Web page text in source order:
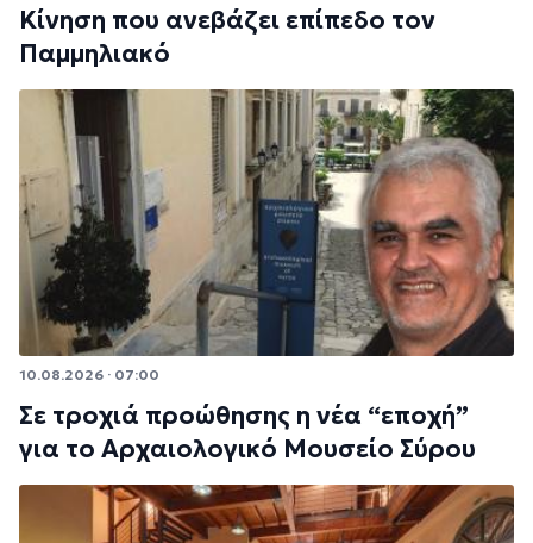
Κίνηση που ανεβάζει επίπεδο τον
Παμμηλιακό
10.08.2026 · 07:00
Σε τροχιά προώθησης η νέα “εποχή”
για το Αρχαιολογικό Μουσείο Σύρου